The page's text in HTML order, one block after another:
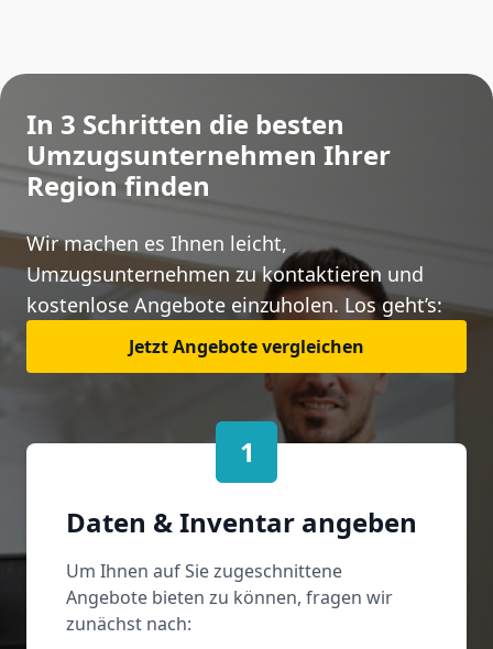
In 3 Schritten die besten
Umzugsunternehmen Ihrer
Region finden
Wir machen es Ihnen leicht,
Umzugsunternehmen zu kontaktieren und
kostenlose Angebote einzuholen. Los geht’s:
Jetzt Angebote vergleichen
1
Daten & Inventar angeben
Um Ihnen auf Sie zugeschnittene
Angebote bieten zu können, fragen wir
zunächst nach: